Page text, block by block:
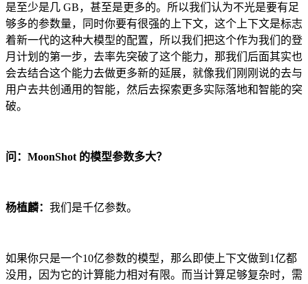
是至少是几 GB，甚至是更多的。所以我们认为不光是要有足
够多的参数量，同时你要有很强的上下文，这个上下文是标志
着新一代的这种大模型的配置，所以我们把这个作为我们的登
月计划的第一步，去率先突破了这个能力，那我们后面其实也
会去结合这个能力去做更多新的延展，就像我们刚刚说的去与
用户去共创通用的智能，然后去探索更多实际落地和智能的突
破。
问：MoonShot 的模型参数多大？
杨植麟： 我们是千亿参数。
如果你只是一个10亿参数的模型，那么即使上下文做到1亿都
没用，因为它的计算能力相对有限。而当计算足够复杂时，需